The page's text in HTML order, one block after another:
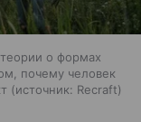
о формах
почему человек
источник: Recraft